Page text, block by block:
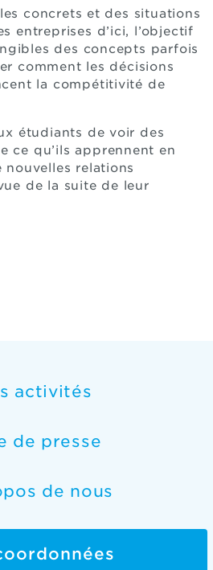
concrets et des situations
entreprises d’ici, l’objectif
des concepts parfois
comment les décisions
la compétitivité de
étudiants de voir des
ce qu’ils apprennent en
nouvelles relations
de la suite de leur
activités
de presse
de nous